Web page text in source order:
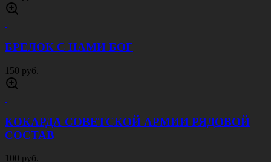
БРЕЛОК С НАМИ БОГ
150 руб.
КОКАРДА СОВЕТСКОЙ АРМИИ РЯДОВОЙ
СОСТАВ
100 руб.